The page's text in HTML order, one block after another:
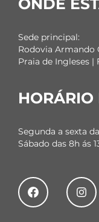
ONDE
Sede principal:
Rodovia Armando
Praia de Ingleses |
Segunda a sexta
Sábado das 8h ás